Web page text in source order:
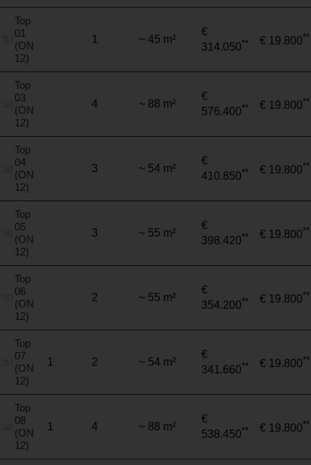
Top
01
(ON
12)
1 ~ 45 m²
€
314.050** € 19.800**
Top
03
(ON
12)
4 ~ 88 m²
€
576.400** € 19.800**
Top
04
(ON
12)
3 ~ 54 m²
€
410.850** € 19.800**
Top
05
(ON
12)
3 ~ 55 m²
€
398.420** € 19.800**
Top
06
(ON
12)
2 ~ 55 m²
€
354.200** € 19.800**
Top
07
(ON
12)
1 2 ~ 54 m²
€
341.660** € 19.800**
Top
08
(ON
12)
1 4 ~ 88 m²
€
538.450** € 19.800**